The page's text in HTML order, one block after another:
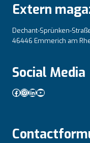
Extern
Dechant-Sprünken-
46446 Emmerich am
Social Media
Facebook
Instagram
LinkedIn
YouTube